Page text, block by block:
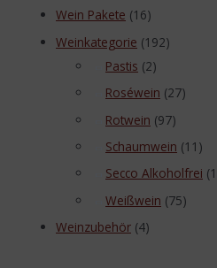
Wein Pakete (16)
Weinkategorie (192)
Pastis (2)
Roséwein (27)
Rotwein (97)
Schaumwein (11)
Secco Alkoholfrei
Weißwein (75)
Weinzubehör (4)